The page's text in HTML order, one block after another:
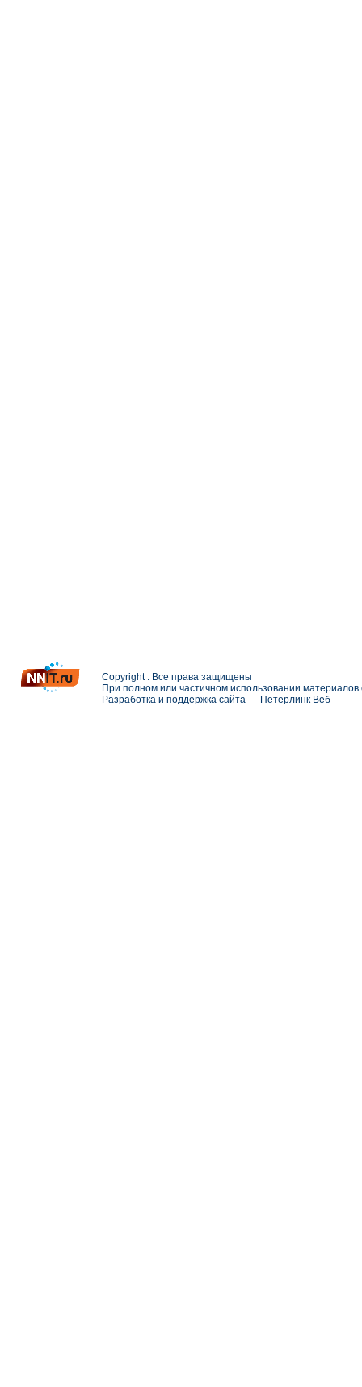
Copyright . Все права защищены
При полном или частичном использовании
Разработка и поддержка сайта — Петерлинк Веб